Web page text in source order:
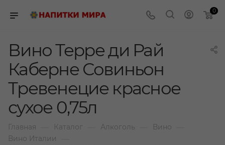
0
Вино Терре ди Рай
Каберне Совиньон
Тревенецие красное
сухое 0,75л
Главная Каталог Алкоголь Вино
Вино Италии